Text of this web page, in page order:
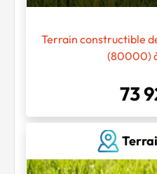
Terrain constructible
(80000)
73